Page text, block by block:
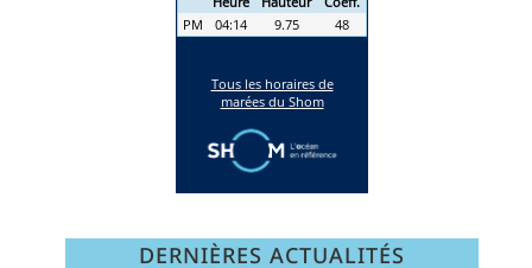
DERNIÈRES ACTUALITÉS